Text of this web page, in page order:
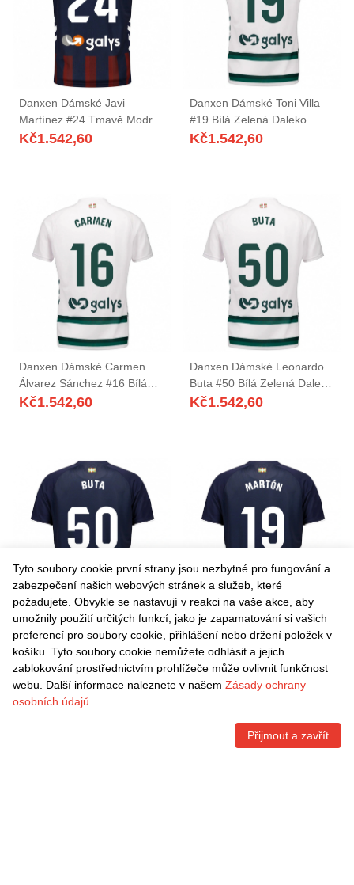
Danxen Dámské Javi
Martínez #24 Tmavě Modrá
Červená Domů Hráčské
Kč1.542,60
Danxen Dámské Toni Villa
#19 Bílá Zelená Daleko
Hráčské Dresy 2025/26 Dres
Kč1.542,60
Danxen Dámské Carmen
Álvarez Sánchez #16 Bílá
Zelená Daleko Hráčské
Kč1.542,60
Danxen Dámské Leonardo
Buta #50 Bílá Zelená Daleko
Hráčské Dresy 2025/26 Dres
Kč1.542,60
Danxen Dámské Leonardo
Buta #50 Tmavě Modrá
Červená Domů Hráčské
Dresy 2025/26 Dres
Kč1.542,60
Danxen Dámské Javi Martón
#19 Tmavě Modrá Červená
Domů Hráčské Dresy
2025/26 Dres
Kč1.542,60
Tyto soubory cookie první strany jsou nezbytné pro fungování a
zabezpečení našich webových stránek a služeb, které
požadujete. Obvykle se nastavují v reakci na vaše akce, aby
umožnily použití určitých funkcí, jako je zapamatování si vašich
preferencí pro soubory cookie, přihlášení nebo držení položek v
košíku. Tyto soubory cookie nemůžete odhlásit a jejich
zablokování prostřednictvím prohlížeče může ovlivnit funkčnost
webu. Další informace naleznete v našem Zásady ochrany
osobních údajů
Přijmout a zavřít